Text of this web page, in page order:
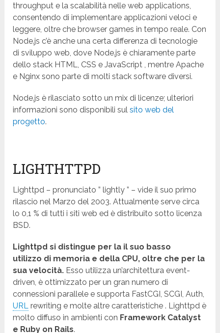
throughput e la scalabilità nelle web applications,
consentendo di implementare applicazioni veloci e
leggere, oltre che browser games in tempo reale. Con
Node.js c’è anche una certa differenza di tecnologie
di sviluppo web, dove Node.js è chiaramente parte
dello stack HTML, CSS e JavaScript , mentre Apache
e Nginx sono parte di molti stack software diversi.
Node.js è rilasciato sotto un mix di licenze; ulteriori
informazioni sono disponibili sulsito web del
progetto.
LIGHTHTTPD
Lighttpd – pronunciato ” lightly ” – vide il suo primo
rilascio nel Marzo del 2003. Attualmente serve circa
lo 0,1 % di tutti i siti web ed è distribuito sotto licenza
BSD.
Lighttpd si distingue per la il suo basso
utilizzo di memoria e della CPU, oltre che per la
sua velocità. Esso utilizza un’architettura event-
driven, è ottimizzato per un gran numero di
connessioni parallele e supporta FastCGI, SCGI, Auth,
URL rewriting e molte altre caratteristiche . Lighttpd è
molto diffuso in ambienti con Framework Catalyst
e Ruby on Rails.